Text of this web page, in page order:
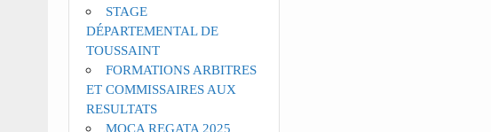
STAGE
DÉPARTEMENTAL DE
TOUSSAINT
FORMATIONS ARBITRES
ET COMMISSAIRES AUX
RESULTATS
MOCA REGATA 2025